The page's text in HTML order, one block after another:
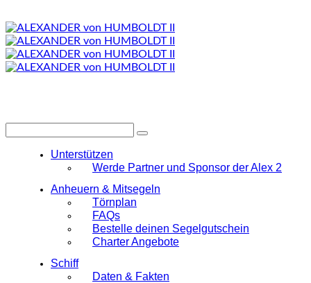
Unterstützen
Werde Partner und Sponsor der Alex 2
Anheuern & Mitsegeln
Törnplan
FAQs
Bestelle deinen Segelgutschein
Charter Angebote
Schiff
Daten & Fakten